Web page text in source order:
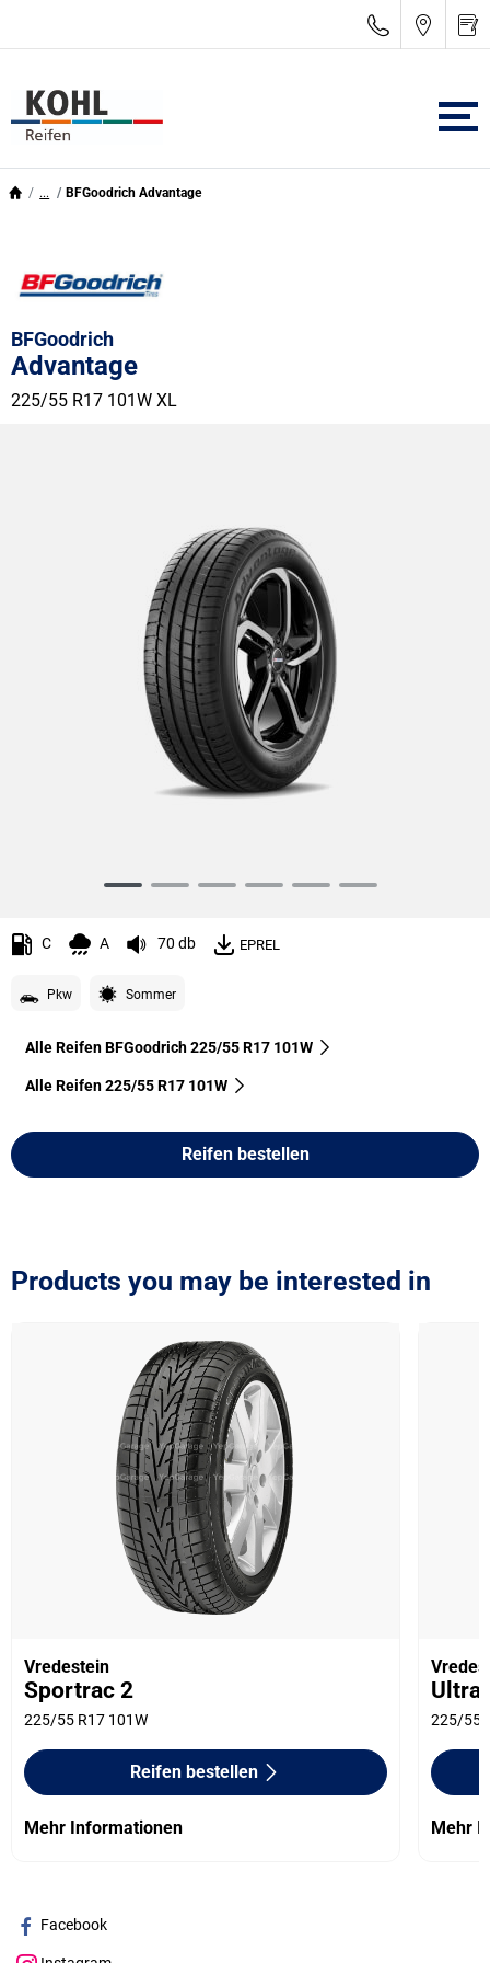
... BFGoodrich Advantage
BFGoodrich
Advantage
225/55 R17 101W XL
6
C A 70 db EPREL
Pkw Sommer
Alle Reifen BFGoodrich 225/55 R17 101W
Alle Reifen‎ 225/55 R17 101W
Reifen bestellen
Products you may be interested in
Vredestein
Sportrac 2
225/55 R17 101W
Reifen bestellen
Mehr Informationen
225/55
Mehr
Facebook